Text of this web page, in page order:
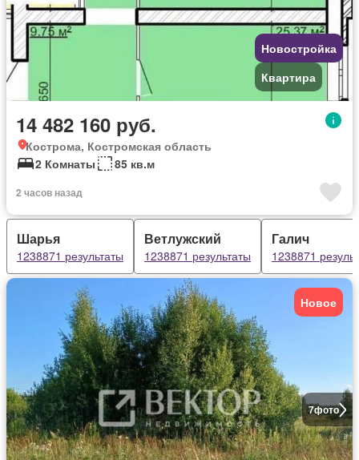
Новостройка
Квартира
14 482 160 руб.
Кострома, Костромская область
2 Комнаты
85 кв.м
2 часов назад
Шарья
1238871 результаты
Ветлужский
1238871 результаты
Галич
1238871
7фото
Новое